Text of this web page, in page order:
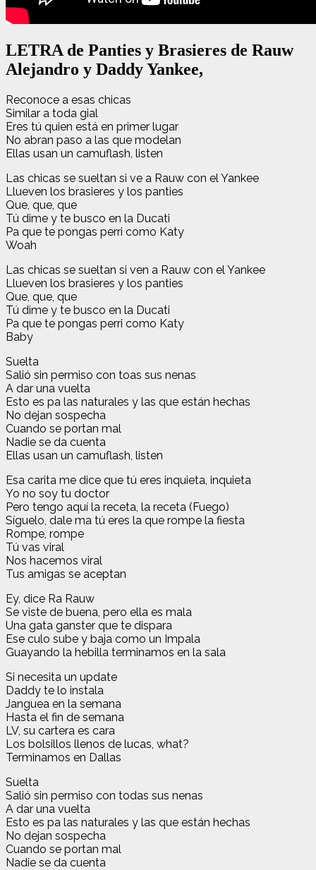
LETRA de Panties y Brasieres de Rauw
Alejandro y Daddy Yankee,
Reconoce a esas chicas
Similar a toda gial
Eres tú quien está en primer lugar
No abran paso a las que modelan
Ellas usan un camuflash, listen
Las chicas se sueltan si ve a Rauw con el Yankee
Llueven los brasieres y los panties
Que, que, que
Tú dime y te busco en la Ducati
Pa que te pongas perri como Katy
Woah
Las chicas se sueltan si ven a Rauw con el Yankee
Llueven los brasieres y los panties
Que, que, que
Tú dime y te busco en la Ducati
Pa que te pongas perri como Katy
Baby
Suelta
Salió sin permiso con toas sus nenas
A dar una vuelta
Esto es pa las naturales y las que están hechas
No dejan sospecha
Cuando se portan mal
Nadie se da cuenta
Ellas usan un camuflash, listen
Esa carita me dice que tú eres inquieta, inquieta
Yo no soy tu doctor
Pero tengo aquí la receta, la receta (Fuego)
Síguelo, dale ma tú eres la que rompe la fiesta
Rompe, rompe
Tú vas viral
Nos hacemos viral
Tus amigas se aceptan
Ey, dice Ra Rauw
Se viste de buena, pero ella es mala
Una gata ganster que te dispara
Ese culo sube y baja como un Impala
Guayando la hebilla terminamos en la sala
Si necesita un update
Daddy te lo instala
Janguea en la semana
Hasta el fin de semana
LV, su cartera es cara
Los bolsillos llenos de lucas, what?
Terminamos en Dallas
Suelta
Salió sin permiso con todas sus nenas
A dar una vuelta
Esto es pa las naturales y las que están hechas
No dejan sospecha
Cuando se portan mal
Nadie se da cuenta